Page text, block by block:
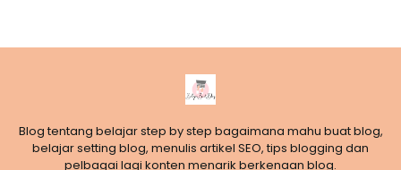
Blog tentang belajar step by step bagaimana mahu buat blog,
belajar setting blog, menulis artikel SEO, tips blogging dan
pelbagai lagi konten menarik berkenaan blog.